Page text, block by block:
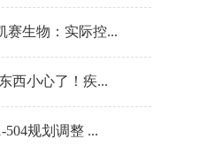
赛生物：实际控...
西小心了！疾...
504规划调整 ...